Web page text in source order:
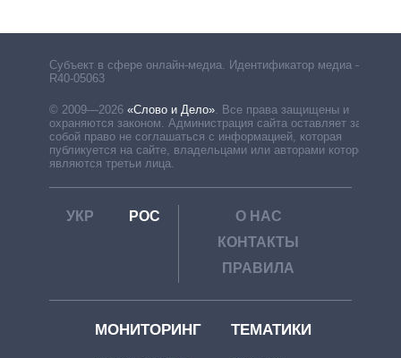
Субъект в сфере онлайн-медиа. Идентификатор медиа –
R40-05063
© 2009—2026 «Слово и Дело» Все права защищены и
охраняются законом. Администрация сайта оставляет за
собой право не соглашаться с информацией, которая
публикуется на сайте, владельцами или авторами которой
являются третьи лица.
УКР РОС
О НАС
КОНТАКТЫ
ПРАВИЛА
МОНИТОРИНГ ТЕМАТИКИ